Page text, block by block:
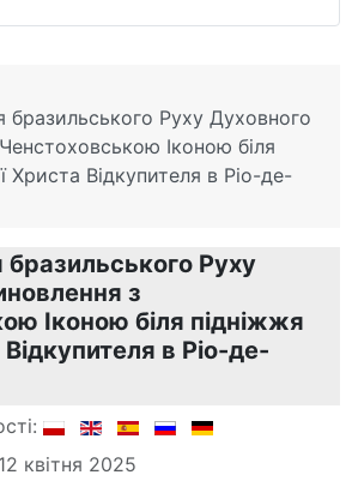
бразильського Руху Духовного
Іконою біля
Христа Відкупителя в Ріо-де-
бразильського Руху
з
Іконою біля підніжжя
в Ріо-де-
квітня 2025